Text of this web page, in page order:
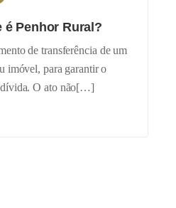
é Penhor Rural?
de transferência de um
imóvel, para garantir o
dívida. O ato não[…]